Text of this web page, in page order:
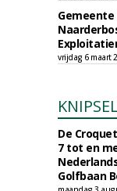
vrijdag 6 maart
De
7 tot en
Golfbaan